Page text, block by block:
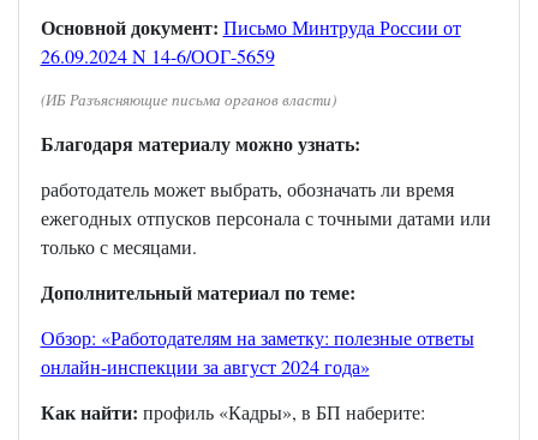
Основной документ: Письмо Минтруда России от
26.09.2024 N 14-6/ООГ-5659
(ИБ Разъясняющие письма органов власти)
Благодаря материалу можно узнать:
работодатель может выбрать, обозначать ли время
ежегодных отпусков персонала с точными датами или
только с месяцами.
Дополнительный материал по теме:
Обзор: «Работодателям на заметку: полезные ответы
онлайн-инспекции за август 2024 года»
Как найти: профиль «Кадры», в БП наберите: